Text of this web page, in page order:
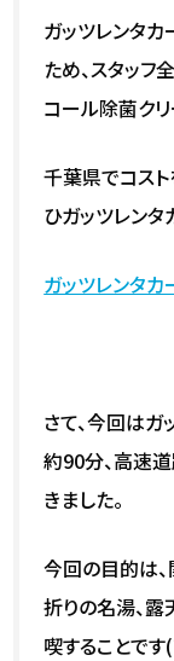
ガッツレンタ
ため、スタッ
コール除菌クリ
千葉県でコス
ひガッツレンタ
ガッツレンタ
さて、今回は
約90分、高速
きました。
今回の目的は
折りの名湯、
喫することで